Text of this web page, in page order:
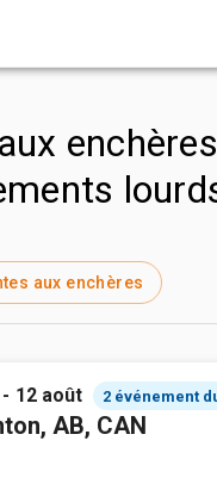
enchères
aux enchères
12 août 2 événement
AB, CAN